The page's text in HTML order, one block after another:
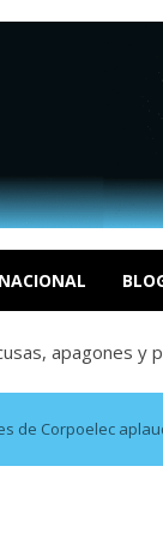
de derechos
un mercado
La Guaira que
Por Dayana
apagones y
de derechos
un mercado
en La Guaira
de Corpoelec